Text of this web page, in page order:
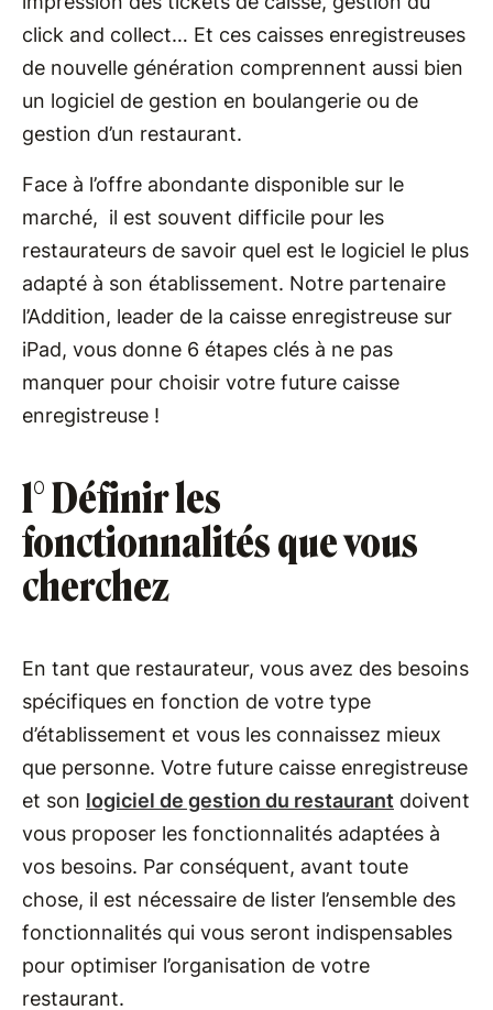
click and collect… Et ces caisses enregistreuses
de nouvelle génération comprennent aussi bien
un logiciel de gestion en boulangerie ou de
gestion d’un restaurant.
Face à l’offre abondante disponible sur le
marché, il est souvent difficile pour les
restaurateurs de savoir quel est le logiciel le plus
adapté à son établissement. Notre partenaire
l’Addition, leader de la caisse enregistreuse sur
iPad, vous donne 6 étapes clés à ne pas
manquer pour choisir votre future caisse
enregistreuse !
1° Définir les
fonctionnalités que vous
cherchez
En tant que restaurateur, vous avez des besoins
spécifiques en fonction de votre type
d’établissement et vous les connaissez mieux
que personne. Votre future caisse enregistreuse
et son logiciel de gestion du restaurant doivent
vous proposer les fonctionnalités adaptées à
vos besoins. Par conséquent, avant toute
chose, il est nécessaire de lister l’ensemble des
fonctionnalités qui vous seront indispensables
pour optimiser l’organisation de votre
restaurant.